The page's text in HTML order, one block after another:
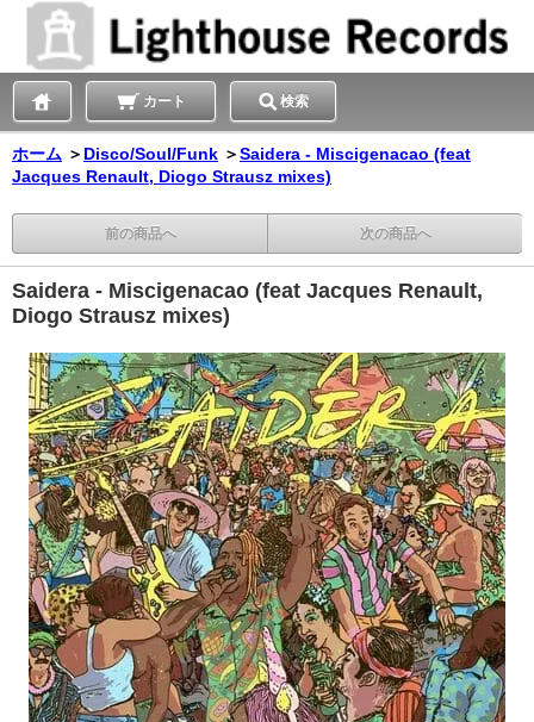
カート 検索
ホーム ＞ Disco/Soul/Funk ＞Saidera - Miscigenacao (feat
Jacques Renault, Diogo Strausz mixes)
前の商品へ 次の商品へ
Saidera - Miscigenacao (feat Jacques Renault,
Diogo Strausz mixes)